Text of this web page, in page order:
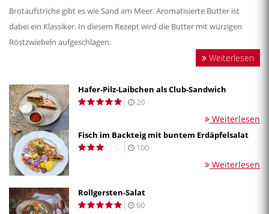
Brotaufstriche gibt es wie Sand am Meer. Aromatisierte Butter ist
dabei ein Klassiker. In diesem Rezept wird die Butter mit würzigen
Röstzwiebeln aufgeschlagen.
Weiterlesen
Hafer-Pilz-Laibchen als Club-Sandwich
20
Weiterlesen
Fisch im Backteig mit buntem Erdäpfelsalat
100
Weiterlesen
Rollgersten-Salat
60